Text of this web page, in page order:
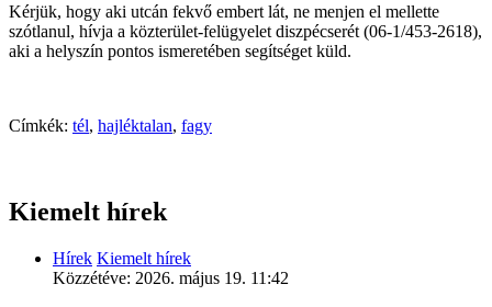
Kérjük, hogy aki utcán fekvő embert lát, ne menjen el mellette
szótlanul, hívja a közterület-felügyelet diszpécserét (06-1/453-2618),
aki a helyszín pontos ismeretében segítséget küld.
Címkék: tél, hajléktalan, fagy
Kiemelt hírek
Hírek Kiemelt hírek
Közzétéve: 2026. május 19. 11:42